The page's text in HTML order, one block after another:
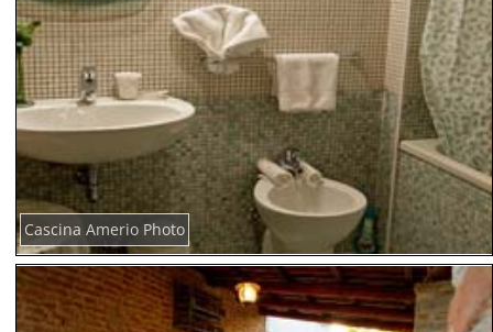
Cascina Amerio Photo